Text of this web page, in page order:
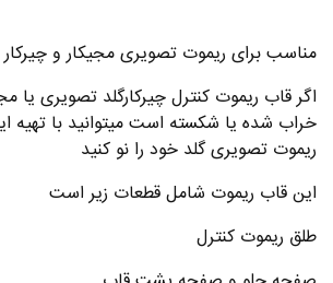
مناسب برای ریموت تصویری مجیکار و چیرکار
اگر قاب ریموت کنترل چیرکارگلد تصویری یا
خراب شده یا شکسته است میتوانید با تهیه
ریموت تصویری گلد خود را نو کنید
این قاب ریموت شامل قطعات زیر است
طلق ریموت کنترل